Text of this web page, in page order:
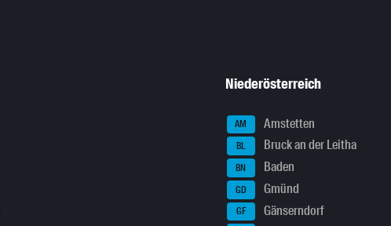
Niederösterreich
AM Amstetten
BL Bruck an der Leitha
BN Baden
GD Gmünd
GF
Gänserndorf